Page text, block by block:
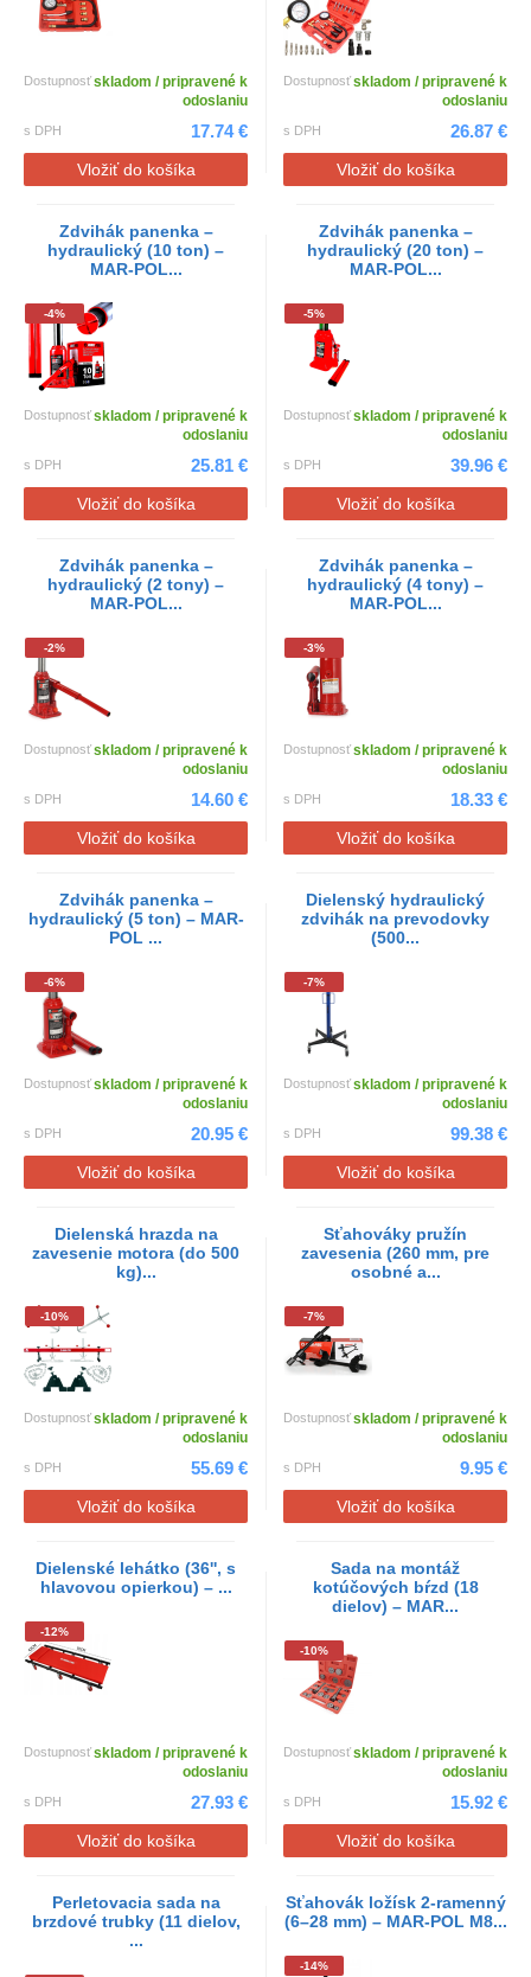
Dostupnosťskladom / pripravené k
odoslaniu
s DPH 17.74 €
Vložiť do košíka
Dostupnosťskladom / pripravené k
odoslaniu
s DPH 26.87 €
Vložiť do košíka
Zdvihák panenka –
hydraulický (10 ton) –
MAR-POL...
-4%
Dostupnosťskladom / pripravené k
odoslaniu
s DPH 25.81 €
Vložiť do košíka
Zdvihák panenka –
hydraulický (20 ton) –
MAR-POL...
-5%
Dostupnosťskladom / pripravené k
odoslaniu
s DPH 39.96 €
Vložiť do košíka
Zdvihák panenka –
hydraulický (2 tony) –
MAR-POL...
-2%
Dostupnosťskladom / pripravené k
odoslaniu
s DPH 14.60 €
Vložiť do košíka
Zdvihák panenka –
hydraulický (4 tony) –
MAR-POL...
-3%
Dostupnosťskladom / pripravené k
odoslaniu
s DPH 18.33 €
Vložiť do košíka
Zdvihák panenka –
hydraulický (5 ton) – MAR-
POL ...
-6%
Dostupnosťskladom / pripravené k
odoslaniu
s DPH 20.95 €
Vložiť do košíka
Dielenský hydraulický
zdvihák na prevodovky
(500...
-7%
Dostupnosťskladom / pripravené k
odoslaniu
s DPH 99.38 €
Vložiť do košíka
Dielenská hrazda na
zavesenie motora (do 500
kg)...
-10%
Dostupnosťskladom / pripravené k
odoslaniu
s DPH 55.69 €
Vložiť do košíka
Sťahováky pružín
zavesenia (260 mm, pre
osobné a...
-7%
Dostupnosťskladom / pripravené k
odoslaniu
s DPH 9.95 €
Vložiť do košíka
Dielenské lehátko (36'', s
hlavovou opierkou) – ...
-12%
Dostupnosťskladom / pripravené k
odoslaniu
s DPH 27.93 €
Vložiť do košíka
Sada na montáž
kotúčových bŕzd (18
dielov) – MAR...
-10%
Dostupnosťskladom / pripravené k
odoslaniu
s DPH 15.92 €
Vložiť do košíka
Perletovacia sada na
brzdové trubky (11 dielov,
...
Sťahovák ložísk 2-ramenný
(6–28 mm) – MAR-POL M8...
-14%